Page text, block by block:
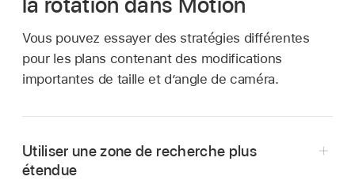
Vous pouvez essayer des stratégies différentes
pour les plans contenant des modifications
importantes de taille et d’angle de caméra.
Utiliser une zone de recherche plus
étendue